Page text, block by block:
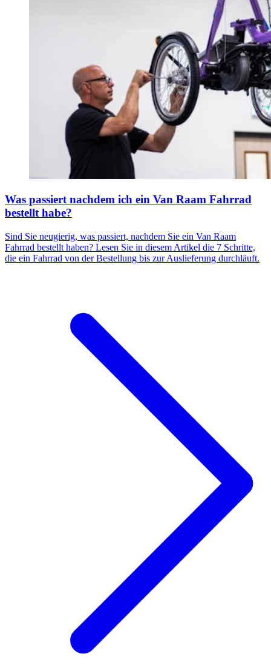
Was passiert nachdem ich ein Van Raam Fahrrad
bestellt habe?
Sind Sie neugierig, was passiert, nachdem Sie ein Van Raam
Fahrrad bestellt haben? Lesen Sie in diesem Artikel die 7 Schritte,
die ein Fahrrad von der Bestellung bis zur Auslieferung durchläuft.